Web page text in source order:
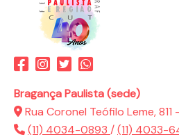
Bragança Paulista (sede)
Rua Coronel Teófilo Leme,
(11) 4034-0893 /(11) 4033-